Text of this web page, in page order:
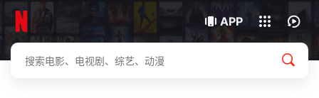
APP
下载客户端
我的观影记录